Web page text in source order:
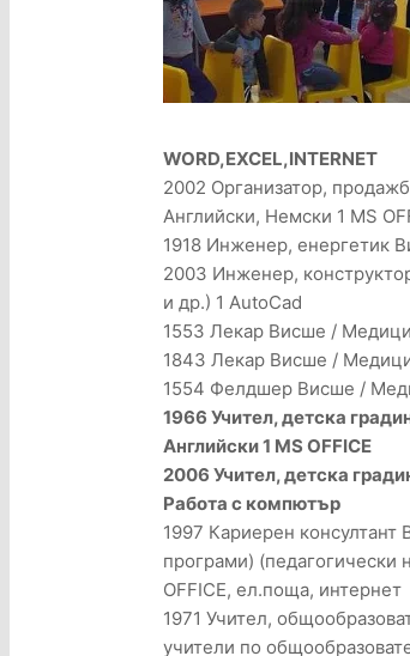
WORD,EXCEL,INTERNET
2002 Организатор,
Английски, Немски 1 MS
1918 Инженер, енергетик
2003 Инженер,
и др.) 1 AutoCad
1553 Лекар Висше /
1843 Лекар Висше /
1554 Фелдшер Висше /
1966 Учител, детска
Английски 1 MS OFFICE
2006 Учител, детска
Работа с компютър
1997 Кариерен консултант
програми) (педагогически
OFFICE, ел.поща, интернет
1971 Учител,
учители по